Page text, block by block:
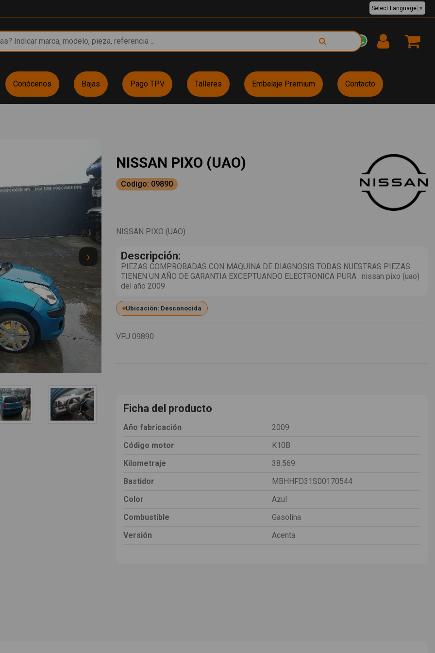
EUR €
Select Language ▼
Conócenos Bajas Pago TPV Talleres Embalaje Premium Contacto
›
NISSAN PIXO (UAO)
Codigo: 09890
NISSAN PIXO (UAO)
Descripción:
PIEZAS COMPROBADAS CON MAQUINA DE DIAGNOSIS TODAS NUESTRAS PIEZAS
TIENEN UN AÑO DE GARANTIA EXCEPTUANDO ELECTRONICA PURA . nissan pixo (uao)
del año 2009
Ubicación: Desconocida
VFU 09890
Ficha del producto
Año fabricación
2009
Código motor
K10B
Kilometraje
38.569
Bastidor
MBHHFD31S00170544
Color
Azul
Combustible
Gasolina
Versión
Acenta